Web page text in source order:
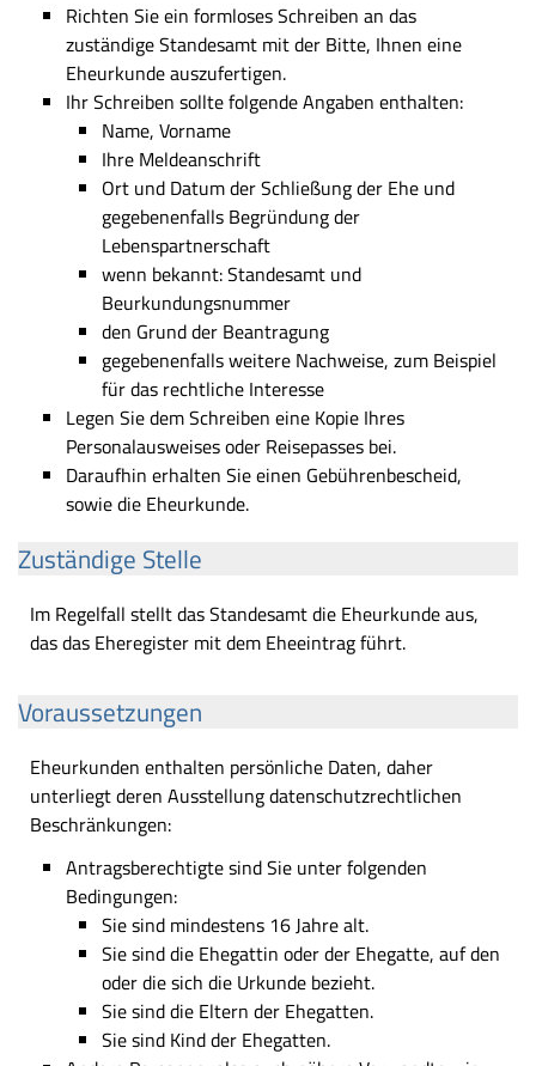
Richten Sie ein formloses Schreiben an das
zuständige Standesamt mit der Bitte, Ihnen eine
Eheurkunde auszufertigen.
Ihr Schreiben sollte folgende Angaben enthalten:
Name, Vorname
Ihre Meldeanschrift
Ort und Datum der Schließung der Ehe und
gegebenenfalls Begründung der
Lebenspartnerschaft
wenn bekannt: Standesamt und
Beurkundungsnummer
den Grund der Beantragung
gegebenenfalls weitere Nachweise, zum Beispiel
für das rechtliche Interesse
Legen Sie dem Schreiben eine Kopie Ihres
Personalausweises oder Reisepasses bei.
Daraufhin erhalten Sie einen Gebührenbescheid,
sowie die Eheurkunde.
Zuständige Stelle
Im Regelfall stellt das Standesamt die Eheurkunde aus,
das das Eheregister mit dem Eheeintrag führt.
Voraussetzungen
Eheurkunden enthalten persönliche Daten, daher
unterliegt deren Ausstellung datenschutzrechtlichen
Beschränkungen:
Antragsberechtigte sind Sie unter folgenden
Bedingungen:
Sie sind mindestens 16 Jahre alt.
Sie sind die Ehegattin oder der Ehegatte, auf den
oder die sich die Urkunde bezieht.
Sie sind die Eltern der Ehegatten.
Sie sind Kind der Ehegatten.